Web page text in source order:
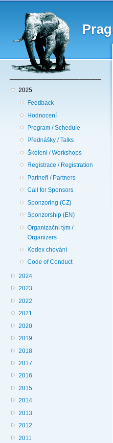
_________________
2025
Feedback
Hodnocení
Program / Schedule
Přednášky / Talks
Školení / Workshops
Registrace / Registration
Partneři / Partners
Call for Sponsors
Sponzoring (CZ)
Sponzorship (EN)
Organizační tým /
Organizers
Kodex chování
Code of Conduct
2024
2023
2022
2021
2020
2019
2018
2017
2016
2015
2014
2013
2012
2011